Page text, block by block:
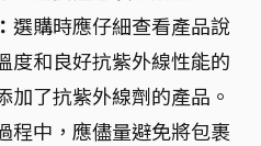
選購時應仔細查看產品說
度和良好抗紫外線性能的
加了抗紫外線劑的產品。
程中，應儘量避免將包裹